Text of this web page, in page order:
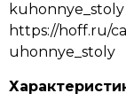
kuhonnye_stoly
https://hoff.ru/
uhonnye_stoly